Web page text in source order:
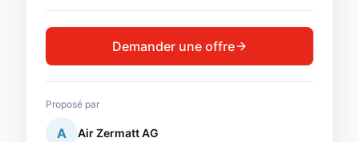
Demander une offre
Proposé par
A Air Zermatt AG